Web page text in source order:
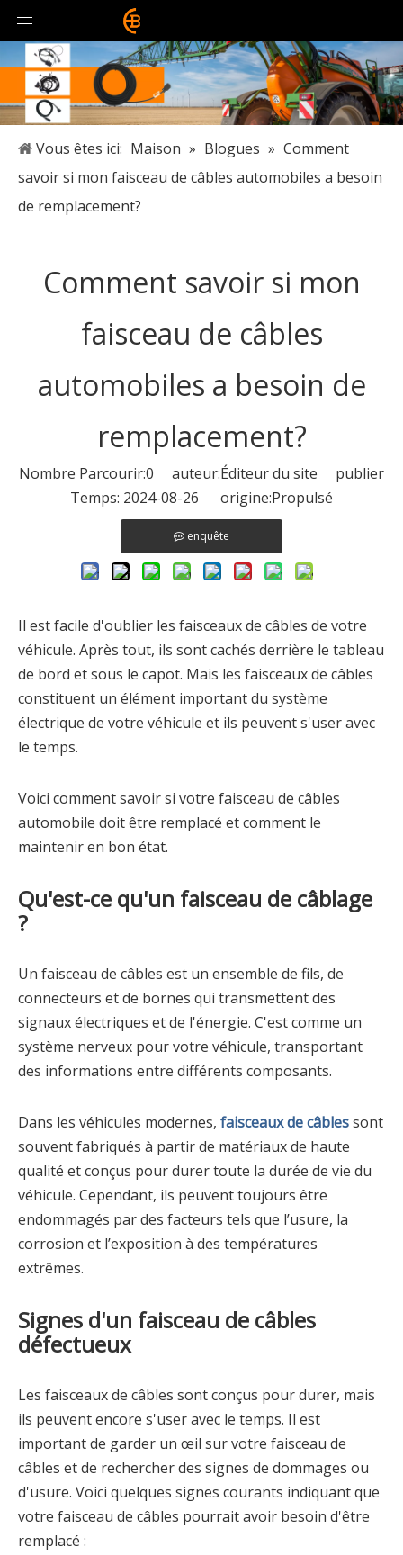
Vous êtes ici: Maison » Blogues » Comment
savoir si mon faisceau de câbles automobiles a besoin
de remplacement?
Comment savoir si mon
faisceau de câbles
automobiles a besoin de
remplacement?
Nombre Parcourir:0 auteur:Éditeur du site publier
Temps: 2024-08-26 origine:Propulsé
enquête
Il est facile d'oublier les faisceaux de câbles de votre
véhicule. Après tout, ils sont cachés derrière le tableau
de bord et sous le capot. Mais les faisceaux de câbles
constituent un élément important du système
électrique de votre véhicule et ils peuvent s'user avec
le temps.
Voici comment savoir si votre faisceau de câbles
automobile doit être remplacé et comment le
maintenir en bon état.
Qu'est-ce qu'un faisceau de câblage
?
Un faisceau de câbles est un ensemble de fils, de
connecteurs et de bornes qui transmettent des
signaux électriques et de l'énergie. C'est comme un
système nerveux pour votre véhicule, transportant
des informations entre différents composants.
Dans les véhicules modernes, faisceaux de câblessont
souvent fabriqués à partir de matériaux de haute
qualité et conçus pour durer toute la durée de vie du
véhicule. Cependant, ils peuvent toujours être
endommagés par des facteurs tels que l’usure, la
corrosion et l’exposition à des températures
extrêmes.
Signes d'un faisceau de câbles
défectueux
Les faisceaux de câbles sont conçus pour durer, mais
ils peuvent encore s'user avec le temps. Il est
important de garder un œil sur votre faisceau de
câbles et de rechercher des signes de dommages ou
d'usure. Voici quelques signes courants indiquant que
votre faisceau de câbles pourrait avoir besoin d'être
remplacé :